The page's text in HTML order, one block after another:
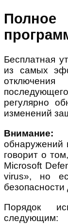
Бесплатная
из самых
регулярно
изменений
Внимание:
обнаружений
говорит о
Microsoft
virus», но
безопасности
Порядок
следующим: